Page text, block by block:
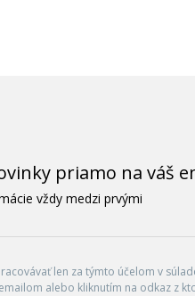
priamo na váš
vždy medzi prvými
len za týmto účelom v
alebo kliknutím na odkaz z